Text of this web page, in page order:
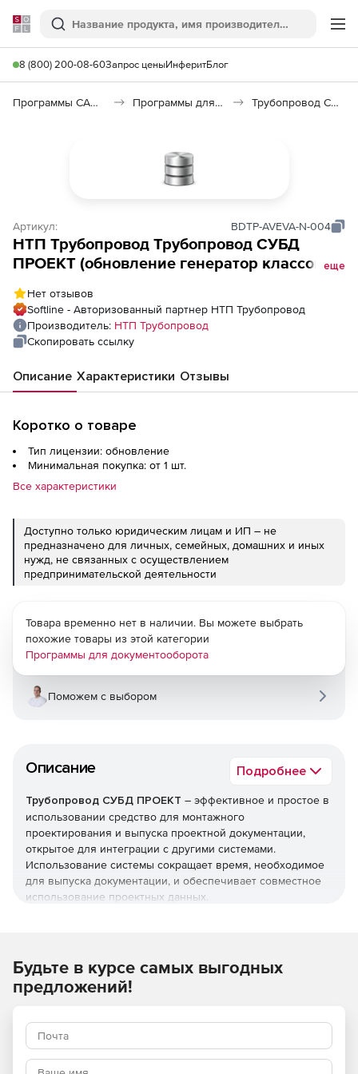
Softline
Поиск
8 (800) 200-08-60Запрос ценыИнферитБлог
Программы САПР и ГИС Программы для документооборота Трубопровод СУБД ПРОЕКТ
Артикул: BDTP-AVEVA-N-004
НТП Трубопровод Трубопровод СУБД
ПРОЕКТ (обновление генератор классов),
данных для системы AVEVA PDMS,
Upgrade с предыдущих версий, 4-й год
еще
Нет отзывов
Softline - Авторизованный партнер НТП Трубопровод
Производитель: НТП Трубопровод
Скопировать ссылку
Описание Характеристики Отзывы
Коротко о товаре
Тип лицензии: обновление
Минимальная покупка: от 1 шт.
Все характеристики
Доступно только юридическим лицам и ИП – не
предназначено для личных, семейных, домашних и иных
нужд, не связанных с осуществлением
предпринимательской деятельности
Описание Подробнее
Трубопровод СУБД ПРОЕКТ – эффективное и простое в
использовании средство для монтажного
проектирования и выпуска проектной документации,
открытое для интеграции с другими системами.
Использование системы сокращает время, необходимое
для выпуска документации, и обеспечивает совместное
использование проектных данных.
участках трубопроводов и их составе. Система
использует «классы» деталей трубопроводов и арматуры
трубопроводов и изделий по заданным параметрам
участка (среда, температура, давление, диаметр).
Товара временно нет в наличии. Вы можете выбрать
похожие товары из этой категории
Программы для документооборота
Поможем с выбором
Будьте в курсе самых выгодных
предложений!